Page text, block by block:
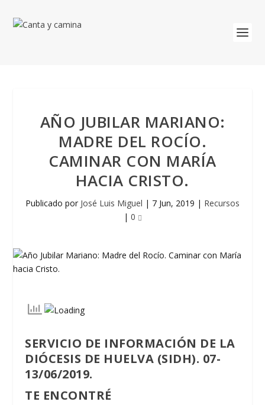
AÑO JUBILAR MARIANO:
MADRE DEL ROCÍO.
CAMINAR CON MARÍA
HACIA CRISTO.
Publicado por José Luis Miguel | 7 Jun, 2019 | Recursos
| 0
SERVICIO DE INFORMACIÓN DE LA
DIÓCESIS DE HUELVA (SIDH). 07-
13/06/2019.
TE ENCONTRÉ